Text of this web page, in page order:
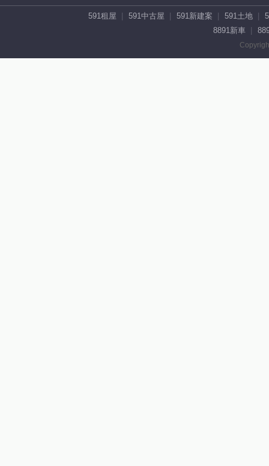
591租屋 591中古屋 591新建案 591土地
8891新車